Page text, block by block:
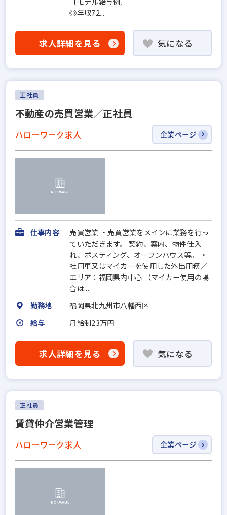
◎年収72...
求人詳細を見る 気になる
正社員
不動産の売買営業／正社員
ハローワーク求人 企業ページ
仕事内容
売買営業 ・売買営業をメインに業務を行っ
ていただきます。 契約、案内、物件仕入
れ、ポスティング、オープンハウス等。 ・
社用車又はマイカーを使用した外出用務／
エリア：福岡県内中心 （マイカー使用の場
合は...
勤務地
福岡県北九州市八幡西区
給与
月給制23万円
求人詳細を見る 気になる
正社員
賃貸仲介営業管理
ハローワーク求人 企業ページ